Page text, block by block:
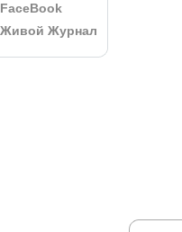
FaceBook
Живой Журнал